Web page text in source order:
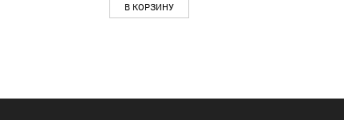
В КОРЗИНУ